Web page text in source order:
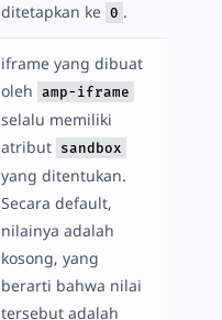
ditetapkan ke 0 .
iframe yang dibuat
oleh amp-iframe
selalu memiliki
atribut sandbox
yang ditentukan.
Secara default,
nilainya adalah
kosong, yang
berarti bahwa nilai
tersebut adalah